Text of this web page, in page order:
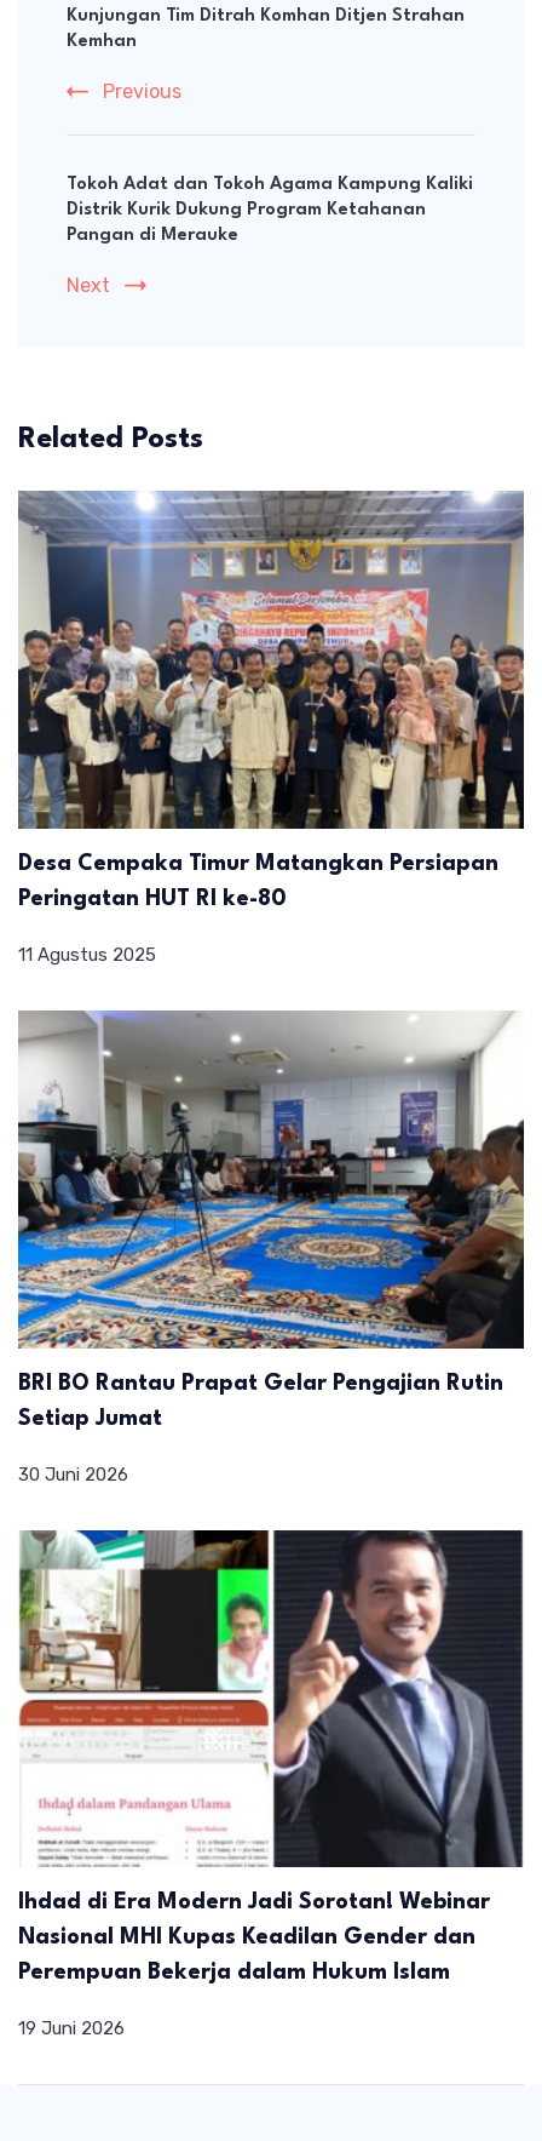
Kunjungan Tim Ditrah Komhan Ditjen Strahan
Kemhan
Previous
Tokoh Adat dan Tokoh Agama Kampung Kaliki
Distrik Kurik Dukung Program Ketahanan
Pangan di Merauke
Next
Related Posts
Desa Cempaka Timur Matangkan Persiapan
Peringatan HUT RI ke-80
11 Agustus 2025
BRI BO Rantau Prapat Gelar Pengajian Rutin
Setiap Jumat
30 Juni 2026
Ihdad di Era Modern Jadi Sorotan! Webinar
Nasional MHI Kupas Keadilan Gender dan
Perempuan Bekerja dalam Hukum Islam
19 Juni 2026